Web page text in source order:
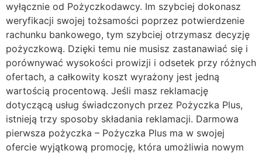
wyłącznie od Pożyczkodawcy. Im szybciej dokonasz
weryfikacji swojej tożsamości poprzez potwierdzenie
rachunku bankowego, tym szybciej otrzymasz decyzję
pożyczkową. Dzięki temu nie musisz zastanawiać się i
porównywać wysokości prowizji i odsetek przy różnych
ofertach, a całkowity koszt wyrażony jest jedną
wartością procentową. Jeśli masz reklamację
dotyczącą usług świadczonych przez Pożyczka Plus,
istnieją trzy sposoby składania reklamacji. Darmowa
pierwsza pożyczka – Pożyczka Plus ma w swojej
ofercie wyjątkową promocję, która umożliwia nowym